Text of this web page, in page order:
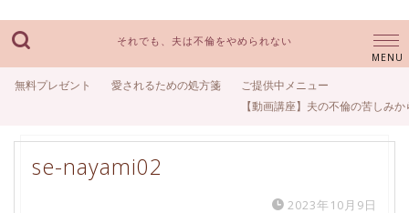
それでも、夫は不倫をやめられない
無料プレゼント 愛されるための処方箋
ご提供中メニュー
【動画講座】夫の不倫の苦しみ
se-nayami02
2023年10月9日